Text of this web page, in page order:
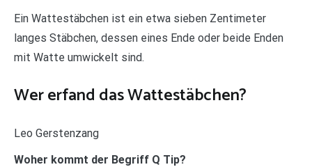
Ein Wattestäbchen ist ein etwa sieben Zentimeter
langes Stäbchen, dessen eines Ende oder beide Enden
mit Watte umwickelt sind.
Wer erfand das Wattestäbchen?
Leo Gerstenzang
Woher kommt der Begriff Q Tip?